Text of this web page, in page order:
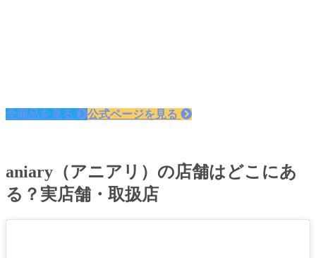
全商品を見る 公式ページを見る
aniary（アニアリ）の店舗はどこにあ
る？実店舗・取扱店